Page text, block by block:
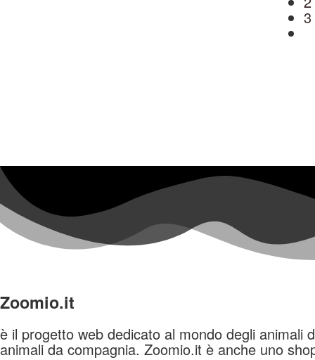
3
Zoomio.it
è il progetto web dedicato al mondo degli animali
animali da compagnia. Zoomio.it è anche uno